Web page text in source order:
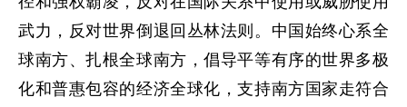
武力，反对世界倒退回丛林法则。中国始终心系全
球南方、扎根全球南方，倡导平等有序的世界多极
化和普惠包容的经济全球化，支持南方国家走符合